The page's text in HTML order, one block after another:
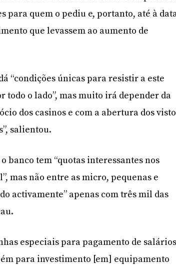
para quem o pediu e, portanto, até à
que levassem ao aumento de
“condições únicas para resistir a este
o lado”, mas muito irá depender da
dos casinos e com a abertura dos
salientou.
banco tem “quotas interessantes nos
mas não entre as micro, pequenas e
activamente” apenas com três mil das
especiais para pagamento de
para investimento [em] equipamento